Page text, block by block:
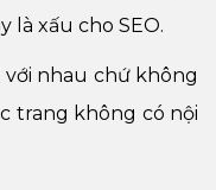
là xấu cho SEO.
nhau chứ không
trang không có nội